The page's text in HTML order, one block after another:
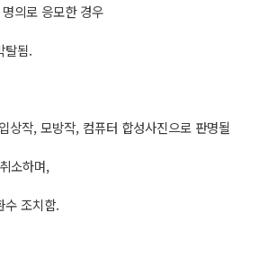
의로 응모한 경우
됨.
상작, 모방작, 컴퓨터 합성사진으로 판명될
소하며,
조치함.